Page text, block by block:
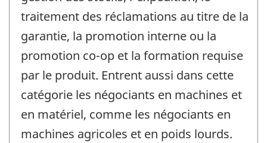
traitement des réclamations au titre de la
garantie, la promotion interne ou la
promotion co-op et la formation requise
par le produit. Entrent aussi dans cette
catégorie les négociants en machines et
en matériel, comme les négociants en
machines agricoles et en poids lourds.